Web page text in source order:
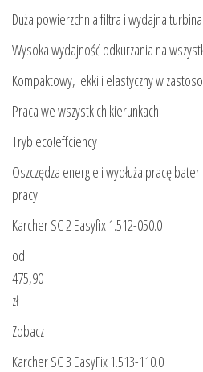
Duża powierzchnia filtra i wydajna turbina
Wysoka wydajność odkurzania na
Kompaktowy, lekki i elastyczny w
Praca we wszystkich kierunkach
Tryb eco!effciency
Oszczędza energie i wydłuża pracę
pracy
Karcher SC 2 Easyfix 1.512-050.0
od
475,90
zł
Zobacz
Karcher SC 3 EasyFix 1.513-110.0